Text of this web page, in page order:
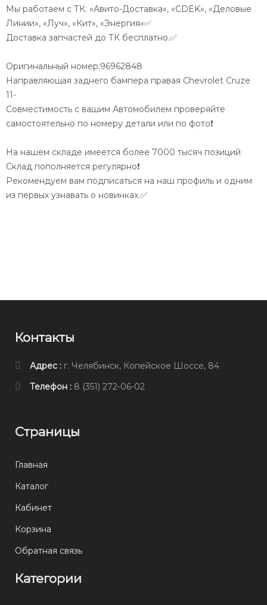
Мы работаем с ТК: «Авито-Доставка», «CDEK», «Деловые
Линии», «Луч», «Кит», «Энергия»✅
Доставка запчастей до ТК бесплатно.✅
Оригинальный номер:96962848
Направляющая заднего бампера правая Chevrolet Cruze
11-
Совместимость с вашим Автомобилем проверяйте
самостоятельно по номеру детали или по фото❗️
На нашем складе имеется более 7000 тысяч позиций
Склад пополняется регулярно❗️
Рекомендуем вам подписаться на наш профиль и одним
из первых узнавать о новинках.✅
Контакты
Адрес : г. Челябинск, Копейское Шоссе, 84
Телефон : 8 (351) 272-06-02
Страницы
Главная
Каталог
Кабинет
Корзина
Обратная связь
Категории